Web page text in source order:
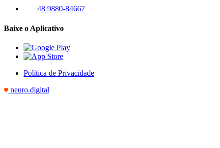
48 9880-84667
Baixe o Aplicativo
Política de Privacidade
neuro.digital